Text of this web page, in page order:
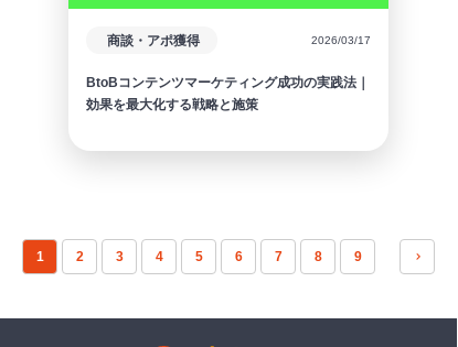
商談・アポ獲得 2026/03/17
BtoBコンテンツマーケティング成功の実践法｜
効果を最大化する戦略と施策
1 2 3 4 5 6 7 8 9